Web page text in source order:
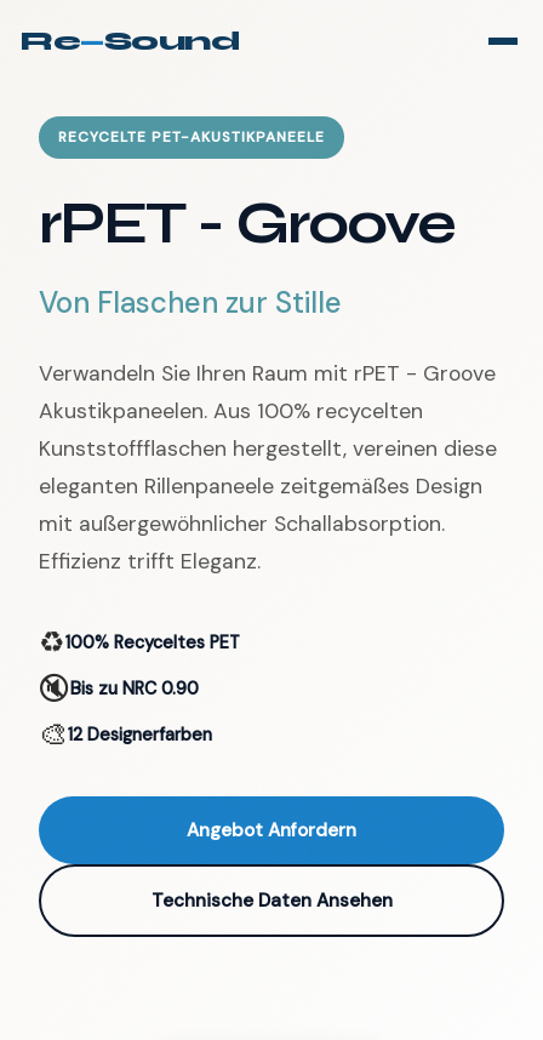
Re—Sound
RECYCELTE PET-AKUSTIKPANEELE
rPET - Groove
Von Flaschen zur Stille
Verwandeln Sie Ihren Raum mit rPET - Groove
Akustikpaneelen. Aus 100% recycelten
Kunststoffflaschen hergestellt, vereinen diese
eleganten Rillenpaneele zeitgemäßes Design
mit außergewöhnlicher Schallabsorption.
Effizienz trifft Eleganz.
♻️100% Recyceltes PET
🔇Bis zu NRC 0.90
🎨12 Designerfarben
Angebot Anfordern
Technische Daten Ansehen